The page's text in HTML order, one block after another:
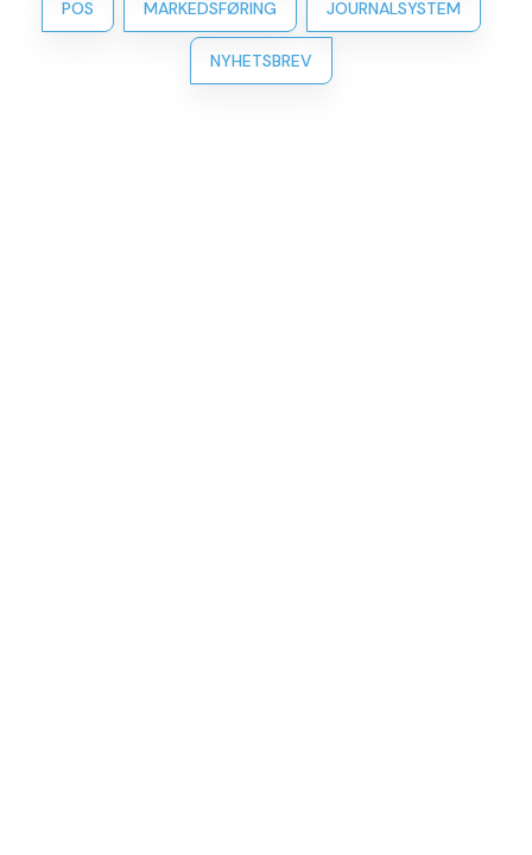
POS MARKEDSFØRING JOURNALSYSTEM
NYHETSBREV